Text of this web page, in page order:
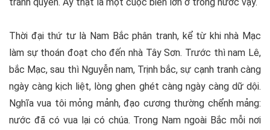
Thời đại thứ tư là Nam Bắc phân tranh, kể từ khi nhà Mạc
làm sự thoán đoạt cho đến nhà Tây Sơn. Trước thì nam Lê,
bắc Mạc, sau thì Nguyễn nam, Trịnh bắc, sự cạnh tranh càng
ngày càng kịch liệt, lòng ghen ghét càng ngày càng dữ dội.
Nghĩa vua tôi mỏng mảnh, đạo cương thường chểnh mảng:
nước đã có vua lại có chúa. Trong Nam ngoài Bắc mỗi nơi